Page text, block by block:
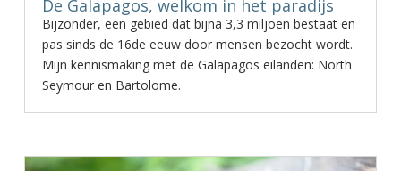
De Galapagos, welkom in het paradijs
Bijzonder, een gebied dat bijna 3,3 miljoen bestaat en
pas sinds de 16de eeuw door mensen bezocht wordt.
Mijn kennismaking met de Galapagos eilanden: North
Seymour en Bartolome.